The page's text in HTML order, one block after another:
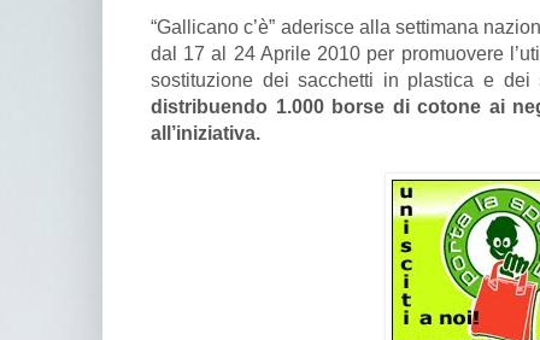
“Gallicano c’è” aderisce alla settimana
dal 17 al 24 Aprile 2010 per promuovere
sostituzione dei sacchetti in plastica e dei
distribuendo 1.000 borse di cotone ai
all’iniziativa.